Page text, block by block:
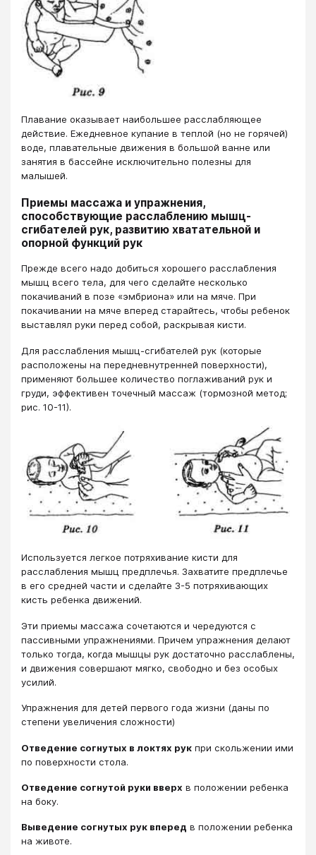
Плавание оказывает наибольшее расслабляющее
действие. Ежедневное купание в теплой (но не горячей)
воде, плавательные движения в большой ванне или
занятия в бассейне исключительно полезны для
малышей.
Приемы массажа и упражнения,
способствующие расслаблению мышц-
сгибателей рук, развитию хватательной и
опорной функций рук
Прежде всего надо добиться хорошего расслабления
мышц всего тела, для чего сделайте несколько
покачиваний в позе «эмбриона» или на мяче. При
покачивании на мяче вперед старайтесь, чтобы ребенок
выставлял руки перед собой, раскрывая кисти.
Для расслабления мышц-сгибателей рук (которые
расположены на передневнутренней поверхности),
применяют большее количество поглаживаний рук и
груди, эффективен точечный массаж (тормозной метод;
рис. 10-11).
Используется легкое потряхивание кисти для
расслабления мышц предплечья. Захватите предплечье
в его средней части и сделайте 3-5 потряхивающих
кисть ребенка движений.
Эти приемы массажа сочетаются и чередуются с
пассивными упражнениями. Причем упражнения делают
только тогда, когда мышцы рук достаточно расслаблены,
и движения совершают мягко, свободно и без особых
усилий.
Упражнения для детей первого года жизни (даны по
степени увеличения сложности)
Отведение согнутых в локтях рук при скольжении ими
по поверхности стола.
Отведение согнутой руки вверх в положении ребенка
на боку.
Выведение согнутых рук вперед в положении ребенка
на животе.